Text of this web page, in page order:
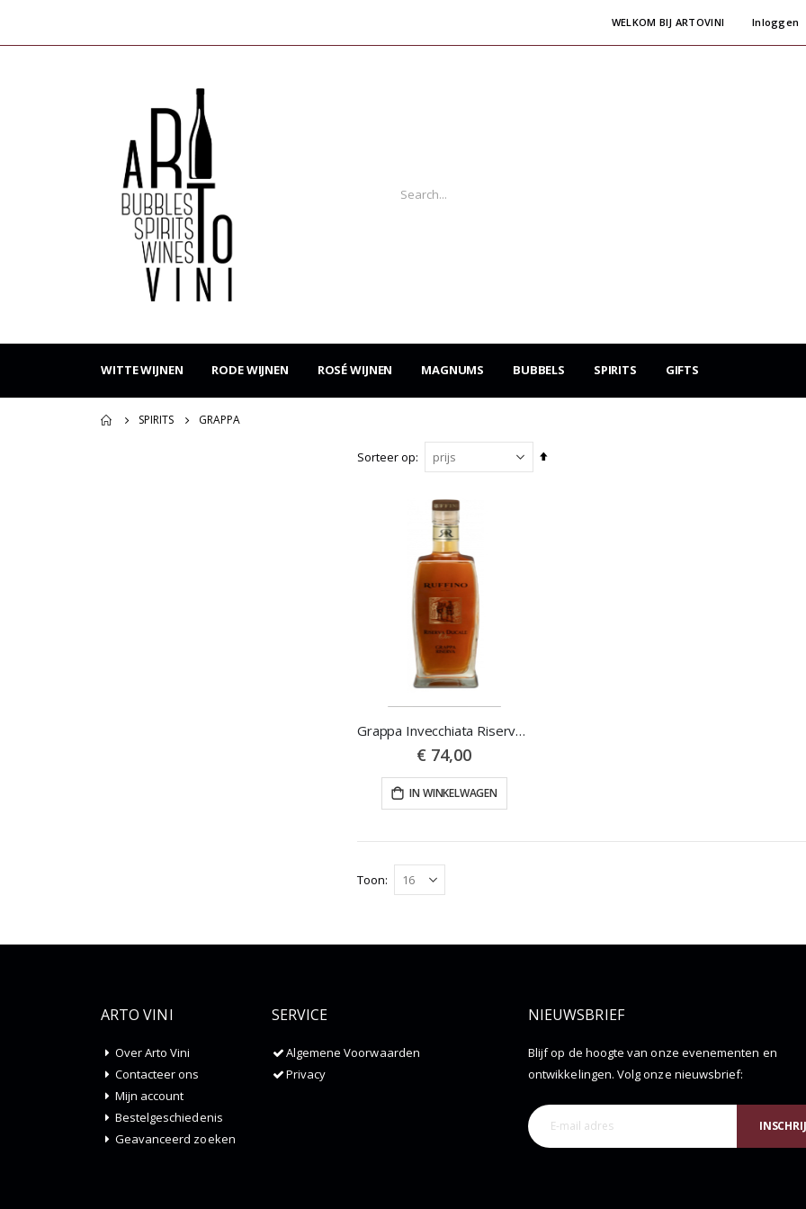
WELKOM BIJ ARTOVINI Inloggen
WITTE WIJNEN RODE WIJNEN ROSÉ WIJNEN MAGNUMS BUBBELS SPIRITS GIFTS
SPIRITS GRAPPA
Sorteer op
Van
Grappa Invecchiata Riserva Ducale ORO Ruffino 0,7L 42%
€ 74,00
IN WINKELWAGEN
Toon
ARTO VINI
Over Arto Vini
Contacteer ons
Mijn account
Bestelgeschiedenis
Geavanceerd zoeken
SERVICE
Algemene Voorwaarden
Privacy
NIEUWSBRIEF
Blijf op de hoogte van onze evenementen en
ontwikkelingen. Volg onze nieuwsbrief: